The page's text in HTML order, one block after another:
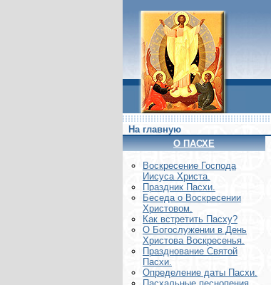
На главную
О ПАСХЕ
Воскреcение Господа
Иисуса Христа.
Праздник Пасхи.
Беседа о Воскресении
Христовом.
Как встретить Пасху?
О Богослужении в День
Христова Воскресенья.
Празднование Святой
Пасхи.
Определение даты Пасхи.